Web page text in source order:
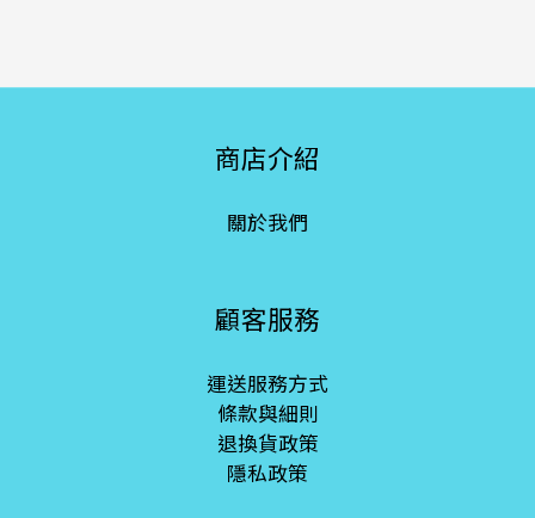
商店介紹
關於我們
顧客服務
運送服務方式
條款與細則
退換貨政策
隱私政策